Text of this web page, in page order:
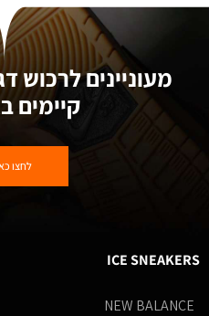
מעוניינים לרכוש
קיימים
לחצו
ICE SNEAKERS
NEW BALANCE